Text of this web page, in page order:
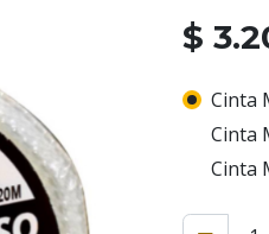
$
Cinta
Cinta
Cinta